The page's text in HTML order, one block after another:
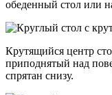
обеденный стол или
Крутящийся центр
приподнятый над
спрятан снизу.